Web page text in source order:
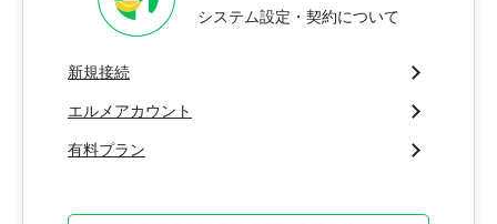
システム設定・契約について
新規接続
エルメアカウント
有料プラン